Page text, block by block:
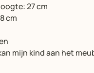
27 cm
cm
mijn kind aan het